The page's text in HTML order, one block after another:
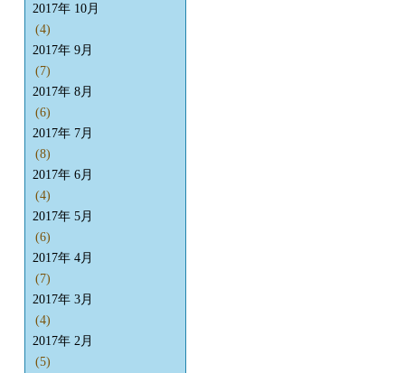
2017年 10月
(4)
2017年 9月
(7)
2017年 8月
(6)
2017年 7月
(8)
2017年 6月
(4)
2017年 5月
(6)
2017年 4月
(7)
2017年 3月
(4)
2017年 2月
(5)